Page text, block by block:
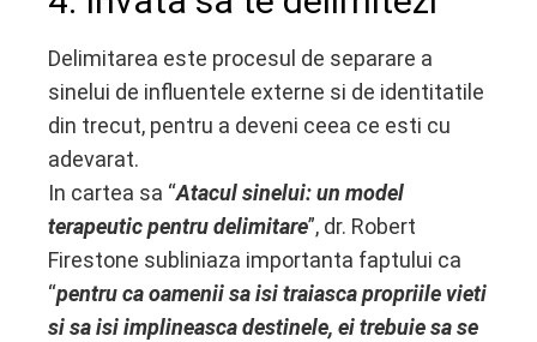
Delimitarea este procesul de separare a
sinelui de influentele externe si de identitatile
din trecut, pentru a deveni ceea ce esti cu
adevarat.
In cartea sa “Atacul sinelui: un model
terapeutic pentru delimitare”, dr. Robert
Firestone subliniaza importanta faptului ca
“pentru ca oamenii sa isi traiasca propriile vieti
si sa isi implineasca destinele, ei trebuie sa se